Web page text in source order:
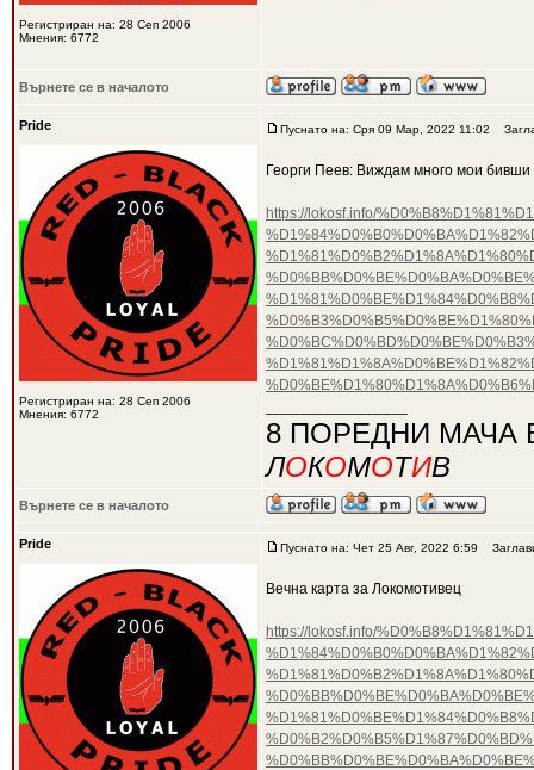
Регистриран на: 28 Сеп 2006
Мнения: 6772
Върнете се в началото
Pride
Регистриран на: 28 Сеп 2006
Мнения: 6772
Пуснато на: Сря 09 Мар, 2022 11:02
Георги Пеев: Виждам много мои
https://lokosf.info/
8 ПОРЕДНИ МАЧА
ЛОКОМОТИВ
Върнете се в началото
Pride Пуснато на: Чет 25 Авг, 2022 6:59
Вечна карта за Локомотивец
https://lokosf.info/